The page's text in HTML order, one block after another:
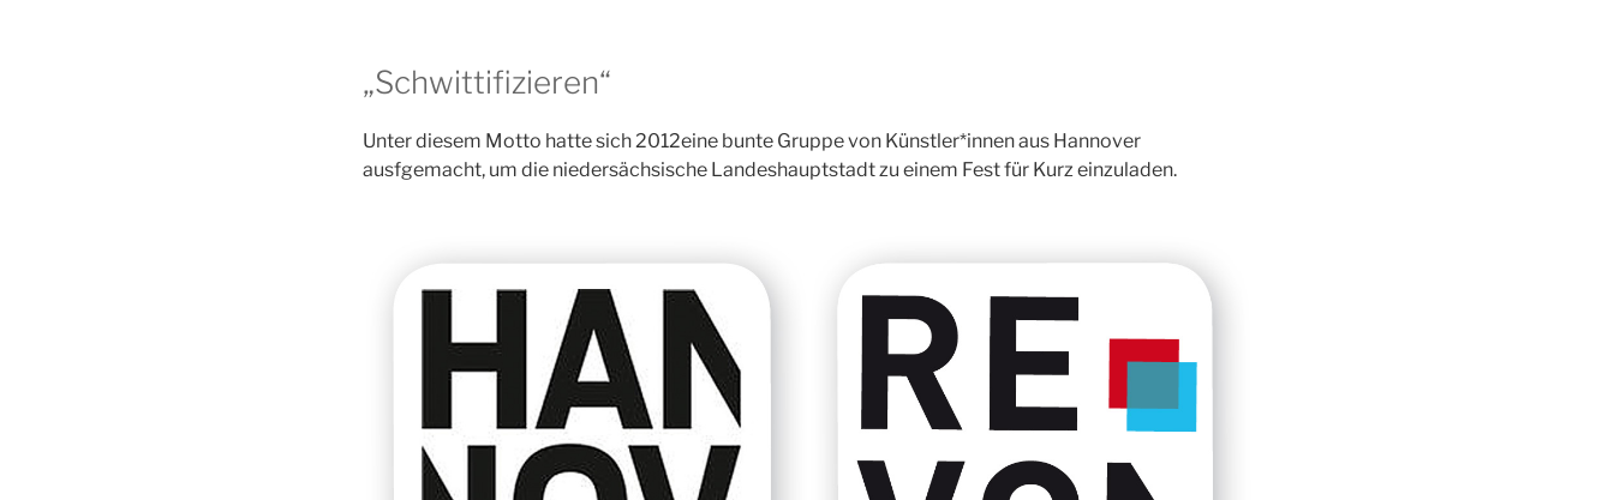
„Schwittifizieren“
Unter diesem Motto hatte sich 2012eine bunte Gruppe von Künstler*innen aus Hannover
ausfgemacht, um die niedersächsische Landeshauptstadt zu einem Fest für Kurz einzuladen.